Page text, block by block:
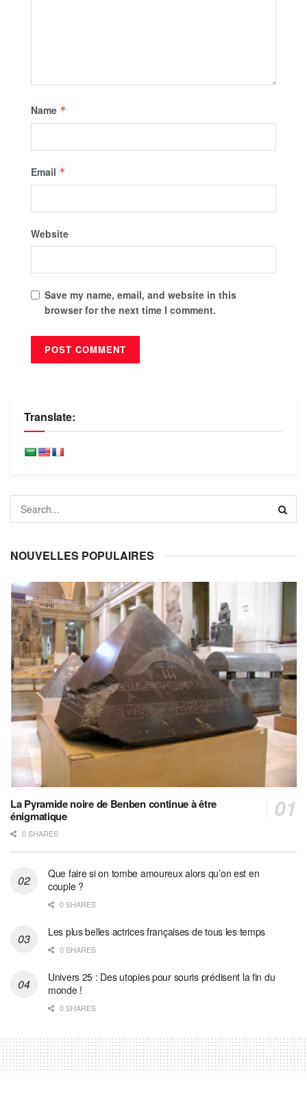
Name *
Email *
Website
Save my name, email, and website in this
browser for the next time I comment.
Translate:
NOUVELLES POPULAIRES
La Pyramide noire de Benben continue à être
énigmatique
0 SHARES
Que faire si on tombe amoureux alors qu’on est en
couple ?
0 SHARES
Les plus belles actrices françaises de tous les temps
0 SHARES
Univers 25 : Des utopies pour souris prédisent la fin du
monde !
0 SHARES